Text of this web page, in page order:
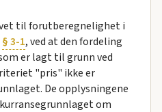
til forutberegnelighet i
§ 3-1, ved at den fordeling
er lagt til grunn ved
"pris" ikke er
De opplysningene
om